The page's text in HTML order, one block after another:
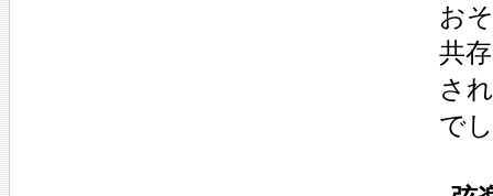
お
共
さ
で